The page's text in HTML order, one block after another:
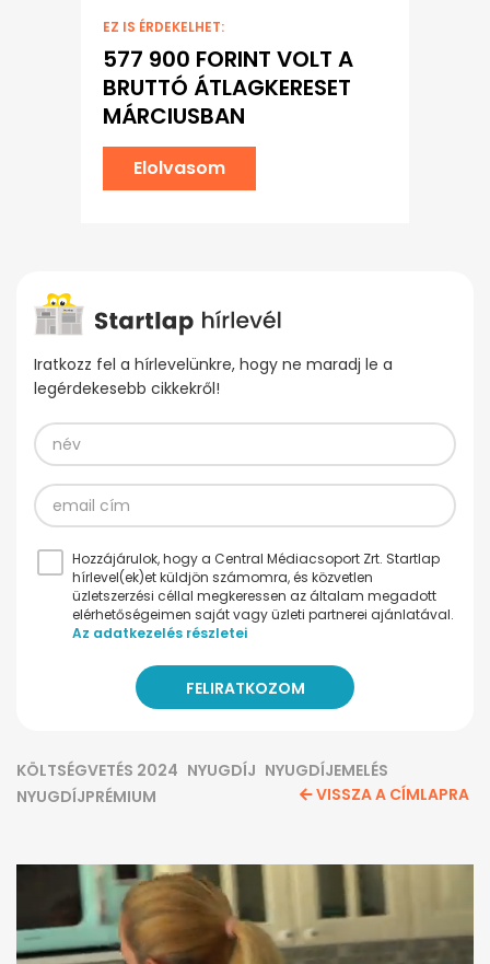
EZ IS ÉRDEKELHET:
577 900 FORINT VOLT A
BRUTTÓ ÁTLAGKERESET
MÁRCIUSBAN
Elolvasom
Iratkozz fel a hírlevelünkre, hogy ne maradj le a
legérdekesebb cikkekről!
Hozzájárulok, hogy a Central Médiacsoport Zrt. Startlap
hírlevel(ek)et küldjön számomra, és közvetlen
üzletszerzési céllal megkeressen az általam megadott
elérhetőségeimen saját vagy üzleti partnerei ajánlatával.
Az adatkezelés részletei
KÖLTSÉGVETÉS 2024 NYUGDÍJ NYUGDÍJEMELÉS
NYUGDÍJPRÉMIUM
VISSZA A CÍMLAPRA